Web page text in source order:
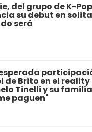
del grupo de K-
su debut en
será
de Brito en el reality
Tinelli y su
paguen"